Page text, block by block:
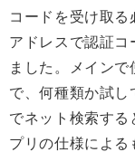
コードを受け取
アドレスで認証コ
ました。メイン
で、何種類か試し
でネット検索する
プリの仕様による